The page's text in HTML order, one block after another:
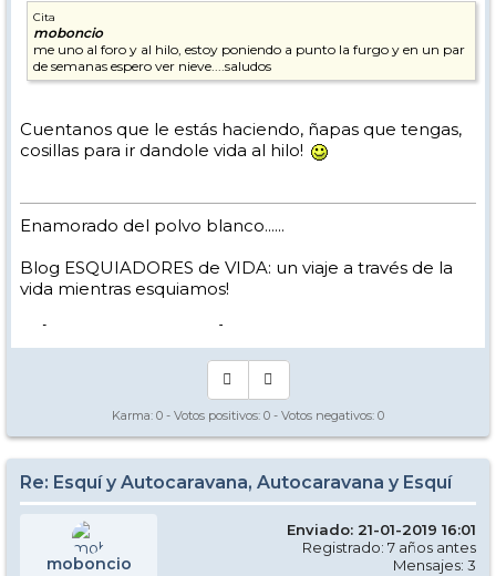
Cita
moboncio
me uno al foro y al hilo, estoy poniendo a punto la furgo y en un par
de semanas espero ver nieve....saludos
Cuentanos que le estás haciendo, ñapas que tengas,
cosillas para ir dandole vida al hilo!
Enamorado del polvo blanco......
Blog ESQUIADORES de VIDA: un viaje a través de la
vida mientras esquiamos!
-> [
]
Karma: 0 - Votos positivos: 0 - Votos negativos: 0
Re: Esquí y Autocaravana, Autocaravana y Esquí
moboncio
Enviado: 21-01-2019 16:01
Registrado: 7 años antes
Mensajes: 3